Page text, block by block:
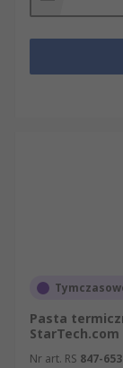
Pasta
StarTech.com
Nr art. RS 847-653